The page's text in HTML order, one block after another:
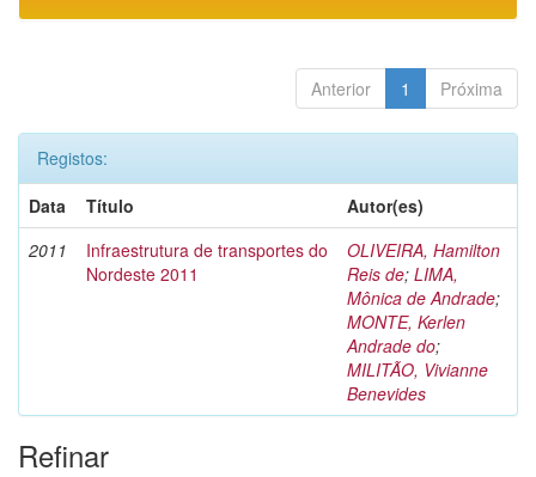
Anterior 1 Próxima
Registos:
Data
Título
Autor(es)
2011
Infraestrutura de transportes do
Nordeste 2011
OLIVEIRA, Hamilton
Reis de; LIMA,
Mônica de Andrade;
MONTE, Kerlen
Andrade do;
MILITÃO, Vivianne
Benevides
Refinar